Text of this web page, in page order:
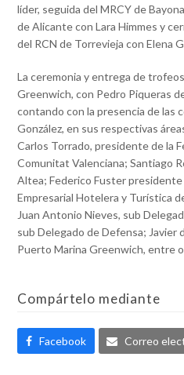
líder, seguida del MRCY de
de Alicante con Lara Himmes y
del RCN de Torrevieja con Elena
La ceremonia y entrega de
Greenwich, con Pedro Piqueras
contando con la presencia de las
González, en sus respectivas
Carlos Torrado, presidente de la
Comunitat Valenciana; Santiago
Altea; Federico Fuster presidente
Empresarial Hotelera y Turística
Juan Antonio Nieves, sub
sub Delegado de Defensa; Javier
Puerto Marina Greenwich, entre
Compártelo mediante
Facebook Correo